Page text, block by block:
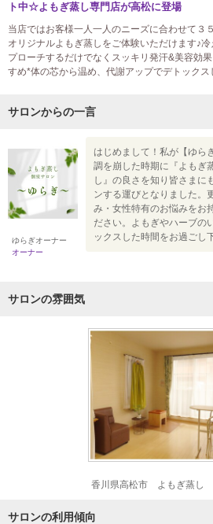
ト中☆よもぎ蒸し専門店が高松に登場
当店ではお客様一人一人のニーズに合わせて３
オリジナルよもぎ蒸しをご体験いただけます♪
プローチするだけでなくスッキリ発汗&美容効
すめ*体の芯から温め、代謝アップでデトックス
サロンからの一言
ゆらぎオーナー
オーナー
はじめまして！私が【ゆら
調を崩した時期に『よもぎ
し』の良さを知り皆さまに
ンする運びとなりました。
み・女性特有のお悩みをお
ださい。よもぎやハーブの
ックスした時間をお過ごし
サロンの雰囲気
香川県高松市 よもぎ蒸し
サロンの利用傾向